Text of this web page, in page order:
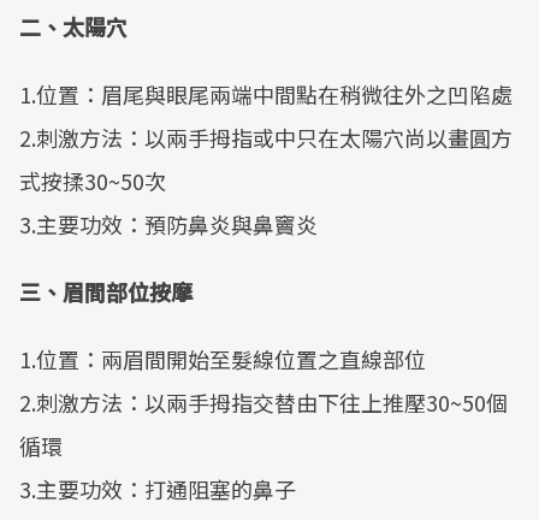
二、太陽穴
1.位置：眉尾與眼尾兩端中間點在稍微往外之凹陷處
2.刺激方法：以兩手拇指或中只在太陽穴尚以畫圓方
式按揉30~50次
3.主要功效：預防鼻炎與鼻竇炎
三、眉間部位按摩
1.位置：兩眉間開始至髮線位置之直線部位
2.刺激方法：以兩手拇指交替由下往上推壓30~50個
循環
3.主要功效：打通阻塞的鼻子